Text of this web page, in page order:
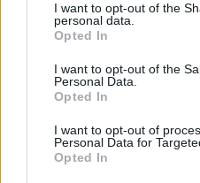
I want to opt-out of the
personal data.
Opted In
I want to opt-out of the
Personal Data.
Opted In
I want to opt-out of
Personal Data for
Opted In
Edellinen artikkeli
Henri Jokiharju iski kauden
terävällä rannelaukauksella
LIITTYVÄT ARTIKKELIT